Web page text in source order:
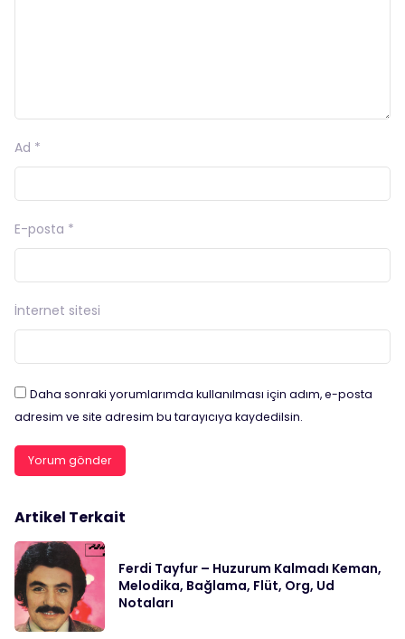
Ad *
E-posta *
İnternet sitesi
Daha sonraki yorumlarımda kullanılması için adım, e-posta
adresim ve site adresim bu tarayıcıya kaydedilsin.
Artikel Terkait
Ferdi Tayfur – Huzurum Kalmadı Keman,
Melodika, Bağlama, Flüt, Org, Ud
Notaları